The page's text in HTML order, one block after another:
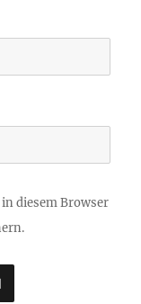
diesem Browser